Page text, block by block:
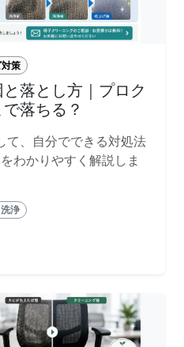
策
落とし方｜プロク
落ちる？
て、自分でできる対処法
わかりやすく解説しま
浄